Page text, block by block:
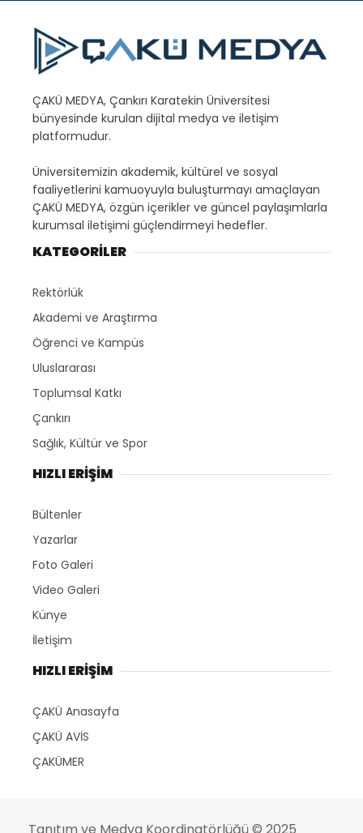
ÇAKÜ MEDYA, Çankırı Karatekin Üniversitesi
bünyesinde kurulan dijital medya ve iletişim
platformudur.
Üniversitemizin akademik, kültürel ve sosyal
faaliyetlerini kamuoyuyla buluşturmayı amaçlayan
ÇAKÜ MEDYA, özgün içerikler ve güncel paylaşımlarla
kurumsal iletişimi güçlendirmeyi hedefler.
KATEGORİLER
Rektörlük
Akademi ve Araştırma
Öğrenci ve Kampüs
Uluslararası
Toplumsal Katkı
Çankırı
Sağlık, Kültür ve Spor
HIZLI ERİŞİM
Bültenler
Yazarlar
Foto Galeri
Video Galeri
Künye
İletişim
HIZLI ERİŞİM
ÇAKÜ Anasayfa
ÇAKÜ AVİS
ÇAKÜMER